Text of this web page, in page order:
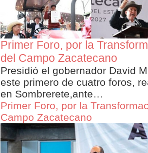
Primer Foro, por la
del Campo Zacatecano
Presidió el gobernador David
este primero de cuatro foros,
en Sombrerete,ante…
Primer Foro, por la
Campo Zacatecano